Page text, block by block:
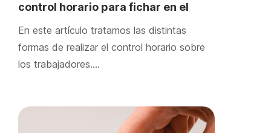
control horario para fichar en el
En este artículo tratamos las distintas
formas de realizar el control horario sobre
los trabajadores….